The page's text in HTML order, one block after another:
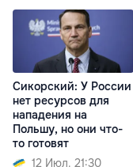
Сикорский: У России
нет ресурсов для
нападения на
Польшу, но они что-
то готовят
12 Июл. 21:30